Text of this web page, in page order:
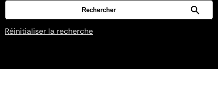
Réinitialiser la recherche